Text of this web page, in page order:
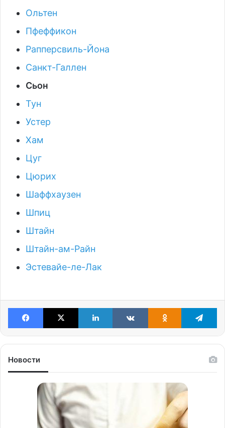
Ольтен
Пфеффикон
Рапперсвиль-Йона
Санкт-Галлен
Сьон
Тун
Устер
Хам
Цуг
Цюрих
Шаффхаузен
Шпиц
Штайн
Штайн-ам-Райн
Эстевайе-ле-Лак
Facebook X LinkedIn VKontakteOdnoklassniki
Новости